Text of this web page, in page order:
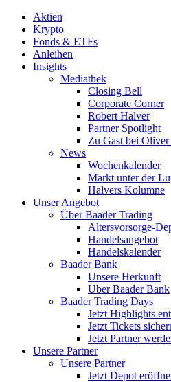
Aktien
Krypto
Fonds & ETFs
Anleihen
Insights
Mediathek
Closing Bell
Corporate Corner
Robert Halver
Partner Spotlight
Zu Gast bei
News
Wochenkalender
Markt unter der
Halvers Kolumne
Unser Angebot
Über Baader Trading
Altersvorsorge-
Handelsangebot
Handelskalender
Baader Bank
Unsere Herkunft
Über Baader Bank
Baader Trading Days
Jetzt Highlights
Jetzt Tickets
Jetzt Partner
Unsere Partner
Unsere Partner
Jetzt Depot